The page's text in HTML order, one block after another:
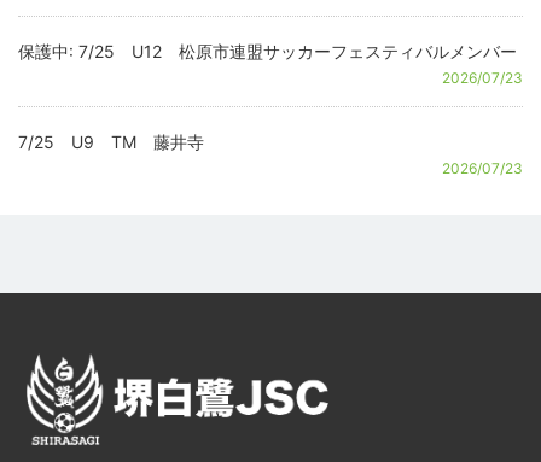
保護中: 7/25 U12 松原市連盟サッカーフェスティバルメンバー
2026/07/23
7/25 U9 TM 藤井寺
2026/07/23